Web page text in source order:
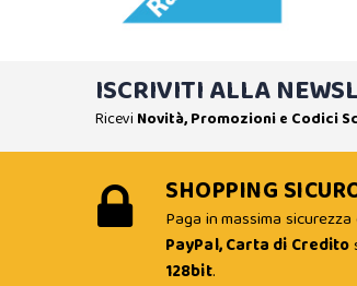
ISCRIVITI ALLA
Ricevi Novità, Promozioni e Codici
SHOPPING
Paga in massima
PayPal, Carta di Credito
128bit.